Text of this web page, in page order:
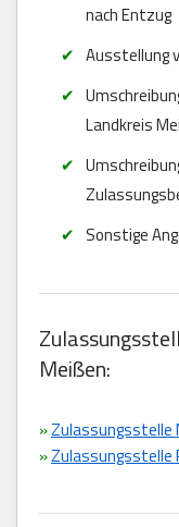
nach Entzug
Ausstellung
Landkreis
Sonstige
Meißen:
»Zulassungsstelle
»Zulassungsstelle